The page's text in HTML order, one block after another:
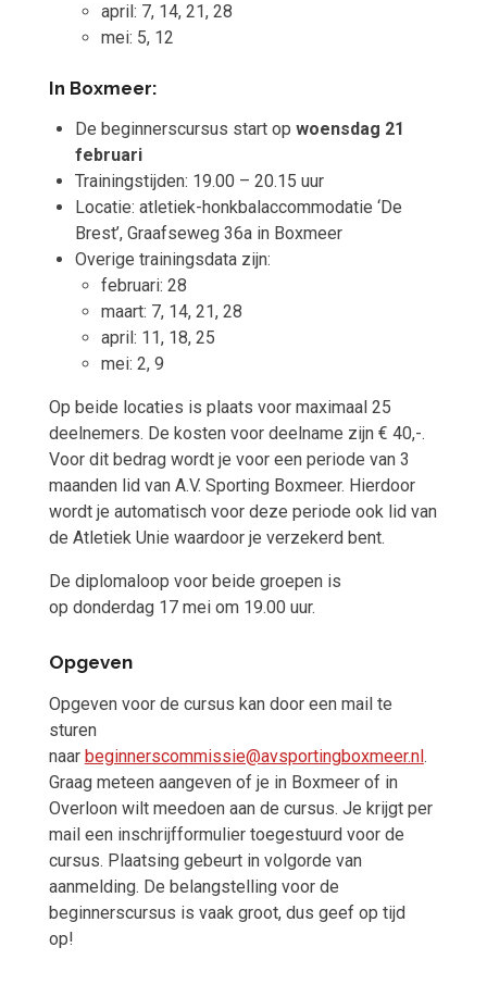
april: 7, 14, 21, 28
mei: 5, 12
In Boxmeer:
De beginnerscursus start op woensdag 21
februari
Trainingstijden: 19.00 – 20.15 uur
Locatie: atletiek-honkbalaccommodatie ‘De
Brest’, Graafseweg 36a in Boxmeer
Overige trainingsdata zijn:
februari: 28
maart: 7, 14, 21, 28
april: 11, 18, 25
mei: 2, 9
Op beide locaties is plaats voor maximaal 25
deelnemers. De kosten voor deelname zijn € 40,-.
Voor dit bedrag wordt je voor een periode van 3
maanden lid van A.V. Sporting Boxmeer. Hierdoor
wordt je automatisch voor deze periode ook lid van
de Atletiek Unie waardoor je verzekerd bent.
De diplomaloop voor beide groepen is
op donderdag 17 mei om 19.00 uur.
Opgeven
Opgeven voor de cursus kan door een mail te
sturen
naar beginnerscommissie@avsportingboxmeer.nl .
Graag meteen aangeven of je in Boxmeer of in
Overloon wilt meedoen aan de cursus. Je krijgt per
mail een inschrijfformulier toegestuurd voor de
cursus. Plaatsing gebeurt in volgorde van
aanmelding. De belangstelling voor de
beginnerscursus is vaak groot, dus geef op tijd
op!